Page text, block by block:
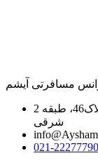
مسافرتی آیشم
خیابان میرداماد، بین میدان مادر و شریعتی، پلاک46، طبقه 2
شرقی
021-22277790